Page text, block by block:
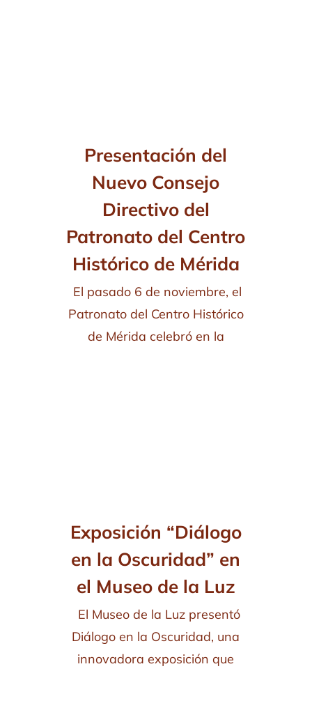
Presentación del
Nuevo Consejo
Directivo del
Patronato del Centro
Histórico de Mérida
El pasado 6 de noviembre, el
Patronato del Centro Histórico
de Mérida celebró en la
Exposición “Diálogo
en la Oscuridad” en
el Museo de la Luz
El Museo de la Luz presentó
Diálogo en la Oscuridad, una
innovadora exposición que